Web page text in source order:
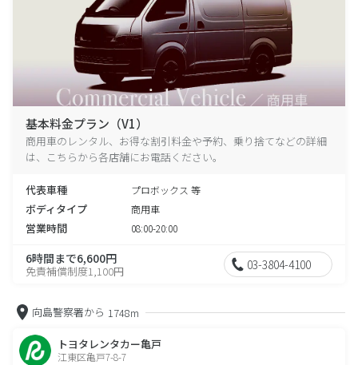
基本料金プラン（V1）
商用車のレンタル、お得な割引料金や予約、乗り捨てなどの詳細
は、こちらから各店舗にお電話ください。
代表車種 プロボックス 等
ボディタイプ 商用車
営業時間 08:00-20:00
6時間まで6,600円
免責補償制度1,100円 03-3804-4100
向島警察署から 1748m
トヨタレンタカー亀戸
江東区亀戸7-8-7